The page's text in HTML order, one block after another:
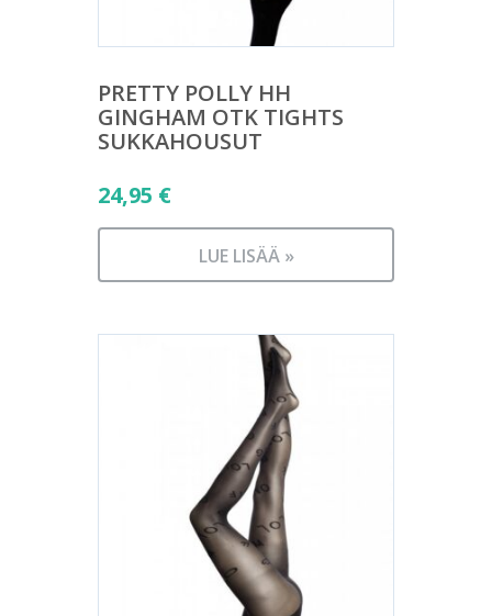
PRETTY POLLY HH
GINGHAM OTK TIGHTS
SUKKAHOUSUT
24,95 €
LUE LISÄÄ »